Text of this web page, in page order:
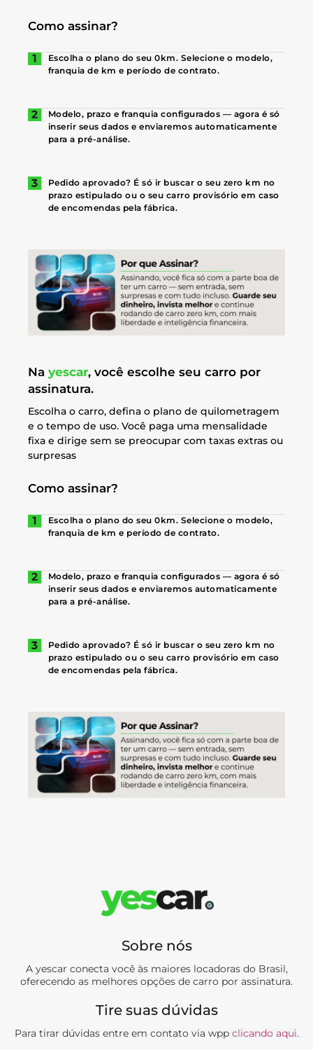
Como assinar?
Escolha o plano do seu 0km. Selecione o modelo,
franquia de km e período de contrato.
Modelo, prazo e franquia configurados — agora é só
inserir seus dados e enviaremos automaticamente
para a pré-análise.
Pedido aprovado? É só ir buscar o seu zero km no
prazo estipulado ou o seu carro provisório em caso
de encomendas pela fábrica.
Na yescar, você escolhe seu carro por
assinatura.
Escolha o carro, defina o plano de quilometragem
e o tempo de uso. Você paga uma mensalidade
fixa e dirige sem se preocupar com taxas extras ou
surpresas
Como assinar?
Escolha o plano do seu 0km. Selecione o modelo,
franquia de km e período de contrato.
Modelo, prazo e franquia configurados — agora é só
inserir seus dados e enviaremos automaticamente
para a pré-análise.
Pedido aprovado? É só ir buscar o seu zero km no
prazo estipulado ou o seu carro provisório em caso
de encomendas pela fábrica.
Sobre nós
A yescar conecta você às maiores locadoras do Brasil,
oferecendo as melhores opções de carro por assinatura.
Tire suas dúvidas
Para tirar dúvidas entre em contato via wpp clicando aqui.